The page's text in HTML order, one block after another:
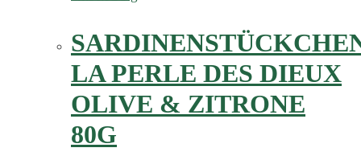
LA PERLE DES DIEUX
OLIVE & ZITRONE
80G